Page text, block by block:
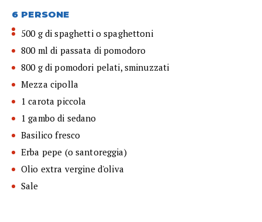
6 PERSONE
500 g di spaghetti o spaghettoni
800 ml di passata di pomodoro
800 g di pomodori pelati, sminuzzati
Mezza cipolla
1 carota piccola
1 gambo di sedano
Basilico fresco
Erba pepe (o santoreggia)
Olio extra vergine d'oliva
Sale